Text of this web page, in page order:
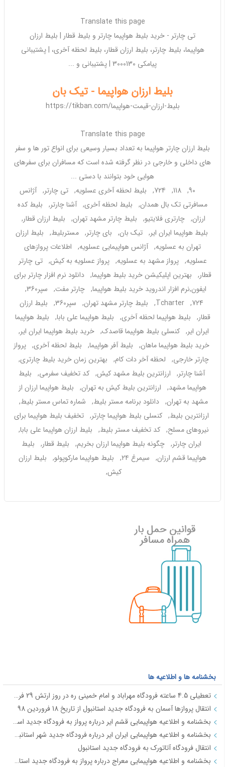
Translate this page
تی چارتر - خرید بلیط هواپیما چارتر و بلیط قطار | بلیط ارزان
هواپیما، بلیط چارتر، بلیط ارزانقطار، بلیط لحظه آخری، | پشتیبانی
پیامکی 3000130 | پشتیبانی و ...
بلیط ارزان هواپیما - تیک بان
https://tikban.com/بلیط-ارزان-قیمت-هواپیما
Translate this page
بلیط ارزان چارتر هواپیما به تعداد بسیار وسیعی برای انواع تور ها و سفر
هایداخلی و خارجی در نظر گرفته شده است که مسافران برای سفرهای
هوایی خود بتوانند با دستی ...
90, 118, 724, بلیط لحظه آخری عسلویه, تی چارتر, آژانس
مسافرتی تک بال همدان, بلیط لحظه آخری, آشنا چارتر, بلیط کده
ارزان, چارتری فلایتیو, بلیط چارتر مشهد تهران, بلیط ارزان قطار,
بلیط هواپیما ایران ایر, تیک بان, بای چارتر, مستربلیط, بلیط ارزان
تهران به عسلویه, آژانس هواپیمایی عسلویه, اطلاعات پروازهای
عسلویه, پرواز مشهد به عسلویه, پرواز عسلویه به کیش, تی چارتر
قطار, بهترین اپلیکیشن خرید بلیط هواپیما, دانلود نرم افزار چارتر برای
ایفون,نرم افزار اندروید خرید بلیط هواپیما, چارتر مفت, سپر360,
724, Tcharter, بلیط چارتر مشهد تهران, سپر360, بلیط ارزان
قطار, بلیط هواپیما لحظه آخری, بلیط هواپیما علی بابا, بلیط هواپیما
ایران ایر, کنسلی بلیط هواپیما قاصدک, خرید بلیط هواپیما ایران ایر,
خرید بلیط هواپیما ماهان, بلیط آفر هواپیما, بلیط لحظه آخری, پرواز
چارتر خارجی, لحظه آخر دات کام, بهترین زمان خرید بلیط چارتری,
آشنا چارتر, ارزانترین بلیط مشهد کیش, کد تخفیف سفرمی, بلیط
هواپیما مشهد, ارزانترین بلیط کیش به تهران, بلیط هواپیما ارزان از
مشهد به تهران, دانلود برنامه مستر بلیط, شماره تماس مستر بلیط,
ارزانترین بلیط, کنسلی بلیط هواپیما چارتر, تخفیف بلیط هواپیما برای
نیروهای مسلح, کد تخفیف مستر بلیط, بلیط ارزان هواپیما علی بابا,
ایران چارتر, چگونه بلیط هواپیما ارزان بخریم, بلیط قطار, بلیط
هواپیما قشم ارزان, سیمرغ ٢٤, بلیط هواپیما مارکوپولو, بلیط ارزان
کیش,
بخشنامه ها و اطلاعیه ها
تعطیلی 4.5 ساعته فرودگاه مهراباد و امام خمینی ره در روز ارتش 29 فروردین
انتقال پروازها آسمان به فرودگاه جدید استانبول از تاریخ 18 فروردین 98
بخشنامه و اطلاعیه هواپیمایی قشم ایر درباره پرواز به فرودگاه جدید استانبول از تاریخ 18فروردین 98
بخشنامه و اطلاعیه هواپیمایی ایران ایر درباره فرودگاه جدید شهر استانبول IR2712
انتقال فرودگاه آتاتورک به فرودگاه جدید استانبول
بخشنامه و اطلاعیه هواپیمایی معراج درباره پرواز به فرودگاه جدید استانبول از تاریخ 18فروردین 98 JI4740-4